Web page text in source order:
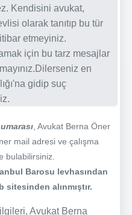
Kendisini avukat,
olarak tanıtıp bu tür
etmeyiniz.
için bu tarz mesajlar
en
gidip suç
, Avukat Berna Öner
mail adresi ve çalışma
bulabilirsiniz.
Barosu levhasından
alınmıştır.
Avukat Berna